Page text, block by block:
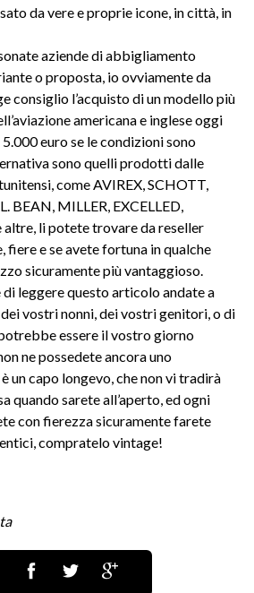
da vere e proprie icone, in città, in
aziende di abbigliamento
o proposta, io ovviamente da
consiglio l’acquisto di un modello più
americana e inglese oggi
euro se le condizioni sono
sono quelli prodotti dalle
come AVIREX, SCHOTT,
BEAN, MILLER, EXCELLED,
altre, li potete trovare da reseller
fiere e se avete fortuna in qualche
sicuramente più vantaggioso.
leggere questo articolo andate a
dei vostri nonni, dei vostri genitori, o di
essere il vostro giorno
ne possedete ancora uno
un capo longevo, che non vi tradirà
quando sarete all’aperto, ed ogni
con fierezza sicuramente farete
compratelo vintage!